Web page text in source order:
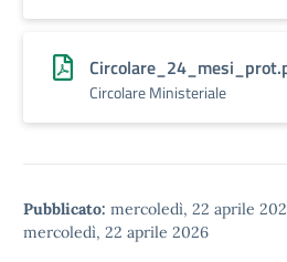
Circolare Ministeriale
Pubblicato: mercoledì, 22 aprile
mercoledì, 22 aprile 2026